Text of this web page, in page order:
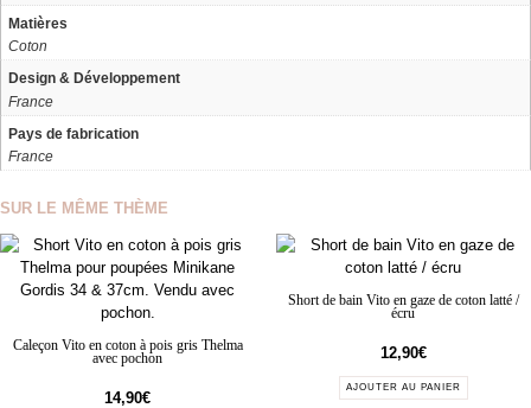
Matières
Coton
Design & Développement
France
Pays de fabrication
France
SUR LE MÊME THÈME
Caleçon Vito en coton à pois gris Thelma
avec pochon
14,90€
Short de bain Vito en gaze de coton latté /
écru
12,90€
AJOUTER AU PANIER